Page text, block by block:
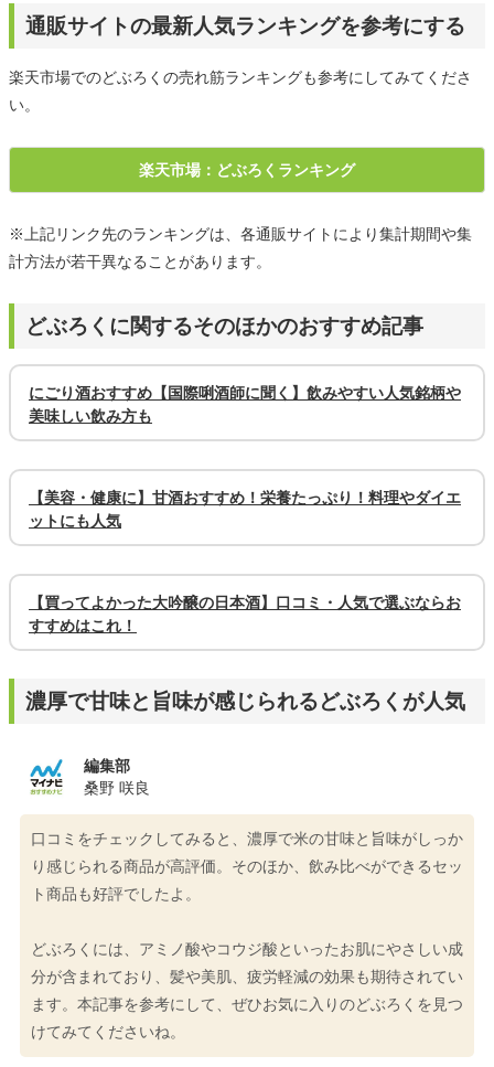
通販サイトの最新人気ランキングを参考にする
楽天市場でのどぶろくの売れ筋ランキングも参考にしてみてくださ
い。
楽天市場：どぶろくランキング
※上記リンク先のランキングは、各通販サイトにより集計期間や集
計方法が若干異なることがあります。
どぶろくに関するそのほかのおすすめ記事
にごり酒おすすめ【国際唎酒師に聞く】飲みやすい人気銘柄や
美味しい飲み方も
【美容・健康に】甘酒おすすめ！栄養たっぷり！料理やダイエ
ットにも人気
【買ってよかった大吟醸の日本酒】口コミ・人気で選ぶならお
すすめはこれ！
濃厚で甘味と旨味が感じられるどぶろくが人気
編集部
桑野 咲良
口コミをチェックしてみると、濃厚で米の甘味と旨味がしっか
り感じられる商品が高評価。そのほか、飲み比べができるセッ
ト商品も好評でしたよ。
どぶろくには、アミノ酸やコウジ酸といったお肌にやさしい成
分が含まれており、髪や美肌、疲労軽減の効果も期待されてい
ます。本記事を参考にして、ぜひお気に入りのどぶろくを見つ
けてみてくださいね。